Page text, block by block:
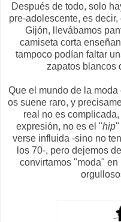
Después de todo, solo
pre-adolescente, es
Gijón, llevábamos
camiseta corta
tampoco podían faltar
zapatos blancos
Que el mundo de la
os suene raro, y
real no es
expresión, no es el "hip"
verse influida -sino no
los 70-, pero dejemos
convirtamos "moda"